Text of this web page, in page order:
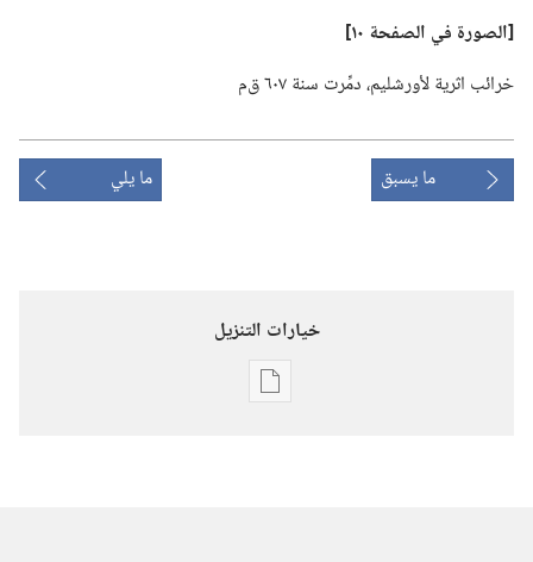
‏[الصورة في الصفحة ١٠]‏
خرائب اثرية لأورشليم،‏ دمِّرت سنة ٦٠٧ ق‌م
ما يسبق ما يلي
خيارات التنزيل
خيارات